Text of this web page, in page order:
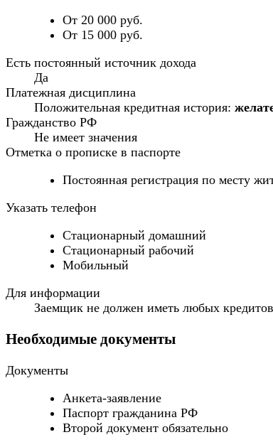
От 20 000 руб.
От 15 000 руб.
Есть постоянный источник дохода
Да
Платежная дисциплина
Положительная кредитная история:
Гражданство РФ
Не имеет значения
Отметка о прописке в паспорте
Постоянная регистрация по месту
Указать телефон
Стационарный домашний
Стационарный рабочий
Мобильный
Для информации
Заемщик не должен иметь любых кредитов
Необходимые документы
Документы
Анкета-заявление
Паспорт гражданина РФ
Второй документ обязательно